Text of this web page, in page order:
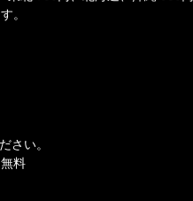
。
さい。
料